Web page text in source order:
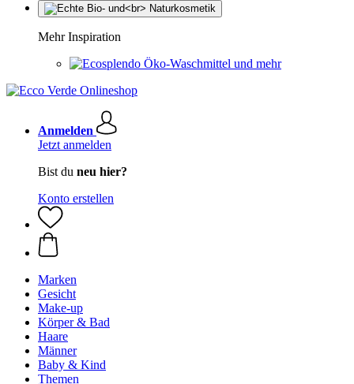
Mehr Inspiration
Öko-Waschmittel und mehr
Anmelden
Jetzt anmelden
Bist du neu hier?
Konto erstellen
Marken
Gesicht
Make-up
Körper & Bad
Haare
Männer
Baby & Kind
Themen